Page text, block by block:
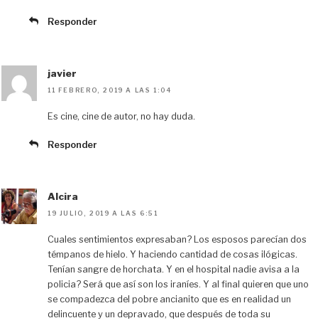
Responder
javier
11 FEBRERO, 2019 A LAS 1:04
Es cine, cine de autor, no hay duda.
Responder
Alcira
19 JULIO, 2019 A LAS 6:51
Cuales sentimientos expresaban? Los esposos parecían dos
témpanos de hielo. Y haciendo cantidad de cosas ilógicas.
Tenían sangre de horchata. Y en el hospital nadie avisa a la
policia? Será que así son los iraníes. Y al final quieren que uno
se compadezca del pobre ancianito que es en realidad un
delincuente y un depravado, que después de toda su